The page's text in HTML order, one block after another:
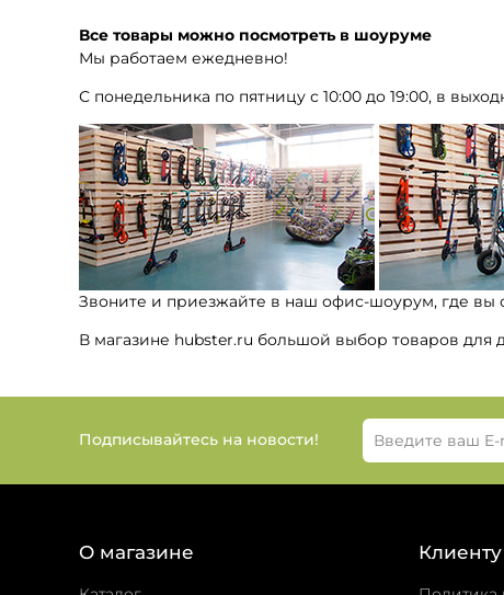
Все товары можно посмотреть в шоуруме
Мы работаем ежедневно!
С понедельника по пятницу с 10:00 до 19:00, в
Звоните и приезжайте в наш офис-шоурум, где вы
В магазине hubster.ru большой выбор товаров для
Подписывайтесь на новости!
О магазине Клиенту